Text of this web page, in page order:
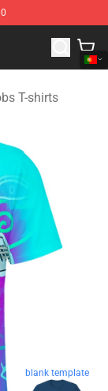
Merchandise
T-shirts
blank template